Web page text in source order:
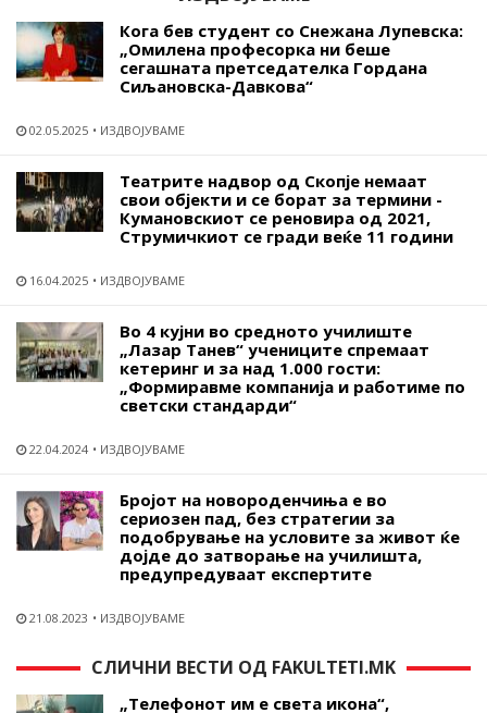
Кога бев студент со Снежана Лупевска:
„Омилена професорка ни беше
сегашната претседателка Гордана
Сиљановска-Давкова“
02.05.2025 ИЗДВОЈУВАМЕ
Театрите надвор од Скопје немаат
свои објекти и се борат за термини -
Кумановскиот се реновира од 2021,
Струмичкиот се гради веќе 11 години
16.04.2025 ИЗДВОЈУВАМЕ
Во 4 кујни во средното училиште
„Лазар Танев“ учениците спремаат
кетеринг и за над 1.000 гости:
„Формиравме компанија и работиме по
светски стандарди“
22.04.2024 ИЗДВОЈУВАМЕ
Бројот на новороденчиња е во
сериозен пад, без стратегии за
подобрување на условите за живот ќе
дојде до затворање на училишта,
предупредуваат експертите
21.08.2023 ИЗДВОЈУВАМЕ
СЛИЧНИ ВЕСТИ ОД FAKULTETI.MK
„Телефонот им е света икона“,